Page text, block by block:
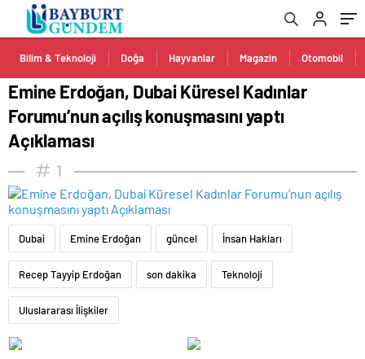
Bilim & Teknoloji Doğa Hayvanlar Magazin Otomobil
Açıklaması
Emine Erdoğan, Dubai Küresel Kadınlar
Forumu’nun açılış konuşmasını yaptı
Açıklaması
1
Dubai Emine Erdoğan güncel İnsan Hakları
Recep Tayyip Erdoğan son dakika Teknoloji
Uluslararası İlişkiler